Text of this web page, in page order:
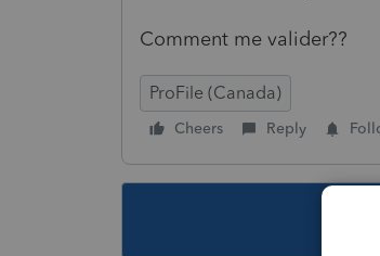
Comment me valider??
ProFile (Canada)
Cheers Reply